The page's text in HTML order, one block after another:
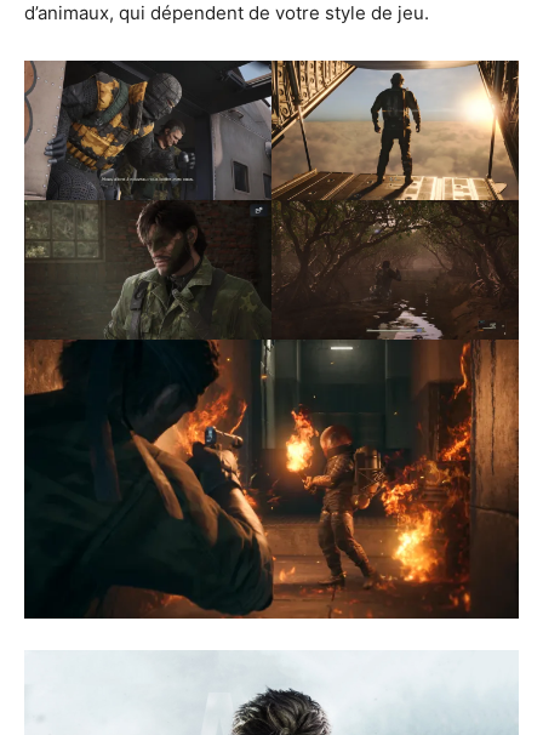
d’animaux, qui dépendent de votre style de jeu.